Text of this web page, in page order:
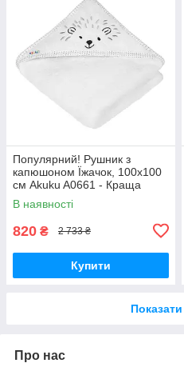
Популярний! Рушник з
капюшоном Їжачок, 100x100
см Akuku A0661 - Краща
якість тільки на
Nukleon.com.ua
В наявності
820 ₴ 2 733 ₴
Купити
Про нас